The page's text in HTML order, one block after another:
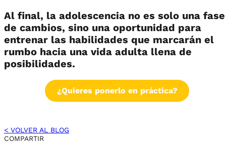
Al final, la adolescencia no es solo una fase
de cambios, sino una oportunidad para
entrenar las habilidades que marcarán el
rumbo hacia una vida adulta llena de
posibilidades.
¿Quieres ponerlo en práctica?
< VOLVER AL BLOG
COMPARTIR